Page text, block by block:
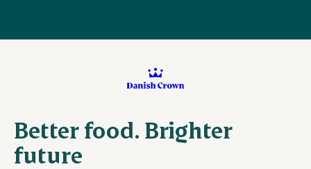
Better food. Brighter
future